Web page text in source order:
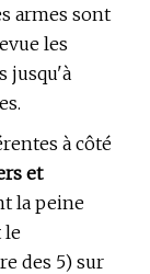
armes sont
les
jusqu'à
à côté
et
la peine
le
des 5) sur